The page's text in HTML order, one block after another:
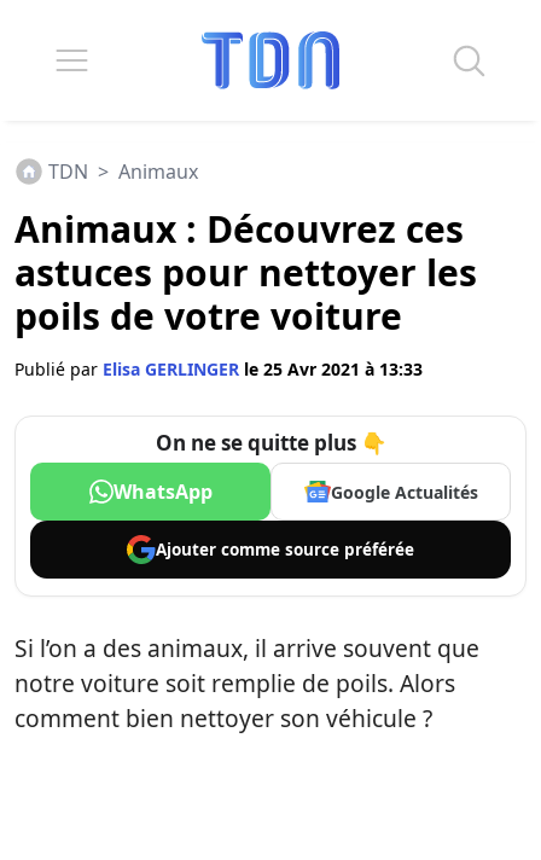
TDN > Animaux
Animaux : Découvrez ces
astuces pour nettoyer les
poils de votre voiture
Publié par Elisa GERLINGER le 25 Avr 2021 à 13:33
On ne se quitte plus 👇
WhatsApp Google Actualités
Ajouter comme source préférée
Si l’on a des animaux, il arrive souvent que
notre voiture soit remplie de poils. Alors
comment bien nettoyer son véhicule ?